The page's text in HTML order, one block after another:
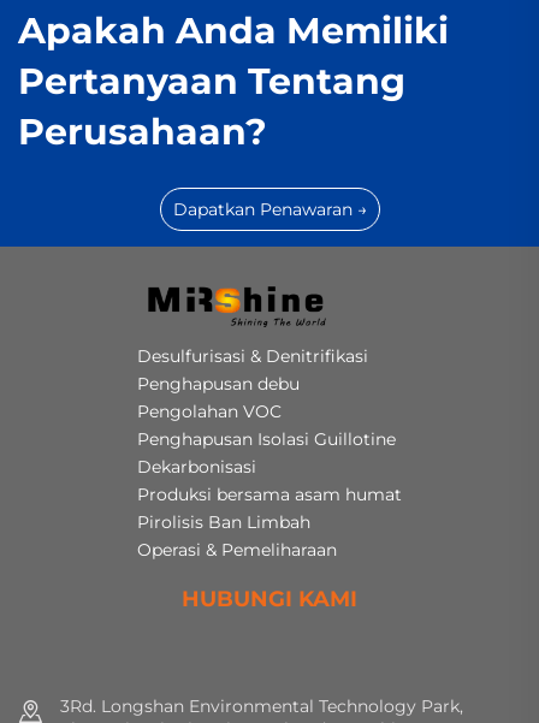
Apakah Anda Memiliki
Pertanyaan Tentang
Perusahaan?
Dapatkan Penawaran →
Desulfurisasi & Denitrifikasi
Penghapusan debu
Pengolahan VOC
Penghapusan Isolasi Guillotine
Dekarbonisasi
Produksi bersama asam humat
Pirolisis Ban Limbah
Operasi & Pemeliharaan
HUBUNGI KAMI
3Rd. Longshan Environmental Technology Park,